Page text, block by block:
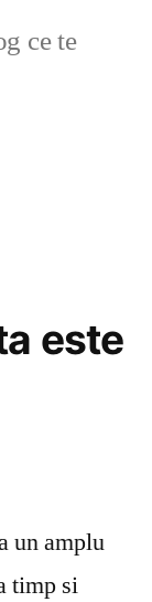
ce te
este
un amplu
timp si